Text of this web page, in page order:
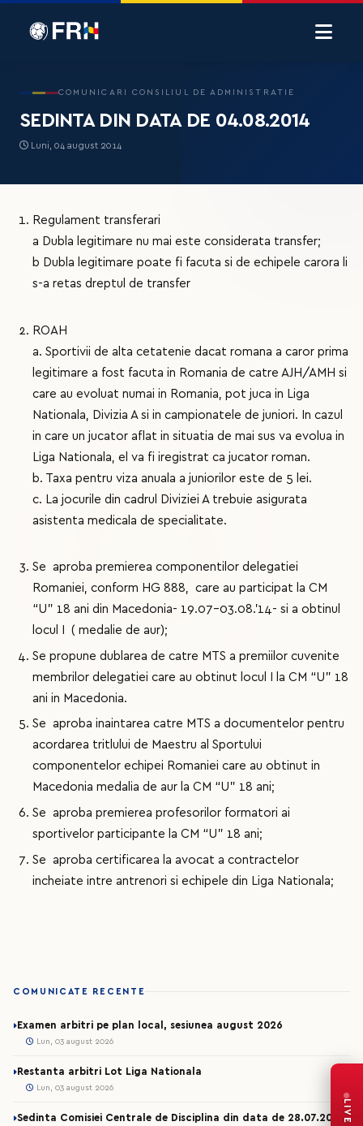
COMUNICARI CONSILIUL DE ADMINISTRATIE
SEDINTA DIN DATA DE 04.08.2014
Luni, 04 august 2014
Regulament transferari
a Dubla legitimare nu mai este considerata transfer;
b Dubla legitimare poate fi facuta si de echipele carora li
s-a retas dreptul de transfer
ROAH
a. Sportivii de alta cetatenie dacat romana a caror prima
legitimare a fost facuta in Romania de catre AJH/AMH si
care au evoluat numai in Romania, pot juca in Liga
Nationala, Divizia A si in campionatele de juniori. In cazul
in care un jucator aflat in situatia de mai sus va evolua in
Liga Nationala, el va fi iregistrat ca jucator roman.
b. Taxa pentru viza anuala a juniorilor este de 5 lei.
c. La jocurile din cadrul Diviziei A trebuie asigurata
asistenta medicala de specialitate.
Se aproba premierea componentilor delegatiei
Romaniei, conform HG 888, care au participat la CM
“U” 18 ani din Macedonia- 19.07-03.08.’14- si a obtinul
locul I ( medalie de aur);
Se propune dublarea de catre MTS a premiilor cuvenite
membrilor delegatiei care au obtinut locul I la CM “U” 18
ani in Macedonia.
Se aproba inaintarea catre MTS a documentelor pentru
acordarea tritlului de Maestru al Sportului
componentelor echipei Romaniei care au obtinut in
Macedonia medalia de aur la CM “U” 18 ani;
Se aproba premierea profesorilor formatori ai
sportivelor participante la CM “U” 18 ani;
Se aproba certificarea la avocat a contractelor
incheiate intre antrenori si echipele din Liga Nationala;
COMUNICATE RECENTE
Examen arbitri pe plan local, sesiunea august 2026
Lun, 03 august 2026
Restanta arbitri Lot Liga Nationala
Lun, 03 august 2026
Sedinta Comisiei Centrale de Disciplina din data de 28.07.2026LIVE